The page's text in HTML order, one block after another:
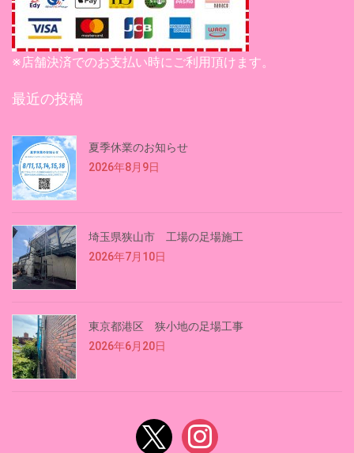
※店舗決済でのお支払い時にご利用頂けます。
最近の投稿
夏季休業のお知らせ
2026年8月9日
埼玉県狭山市 工場の足場施工
2026年7月10日
東京都港区 狭小地の足場工事
2026年6月20日
x instagram